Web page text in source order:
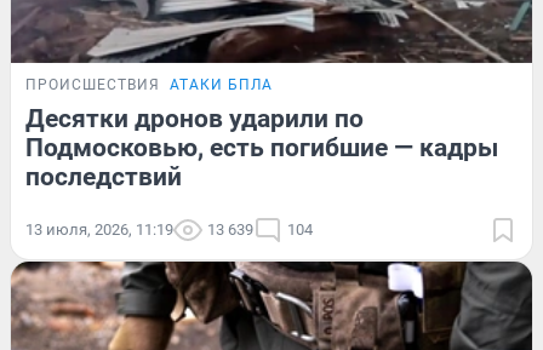
ПРОИСШЕСТВИЯ АТАКИ БПЛА
Десятки дронов ударили по
Подмосковью, есть погибшие — кадры
последствий
13 июля, 2026, 11:19 13 639 104